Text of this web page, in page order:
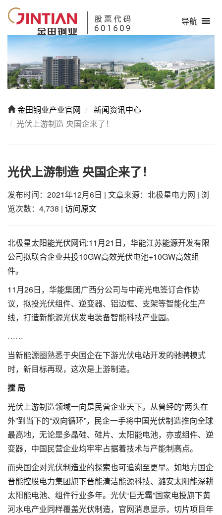
导航
金田铜业产业官网
新闻资讯中心
光伏上游制造 央国企来了！
光伏上游制造 央国企来了！
发布时间：2021年12月6日 | 文章来源：北极星电力网 | 浏
览次数：4,738 | 访问原文
北极星太阳能光伏网讯:11月21日，华能江苏能源开发有限
公司拟联合企业共投10GW高效光伏电池+10GW高效组
件。
11月26日，华能集团广西分公司与中南光电签订合作协
议，拟投光伏组件、逆变器、铝边框、支架等智能化生产
线，打造新能源光伏发电装备智能科技产业园。
……
当新能源圈熟悉于央国企在下游光伏电站开发的驰骋模式
时，新目标再现，这次是上游制造。
搅 局
光伏上游制造领域一向是民营企业天下。从曾经的“两头在
外”到当下的“双向循环”，民企一手将中国光伏制造推向全球
最高地，无论是多晶硅、硅片、太阳能电池，亦或组件、逆
变器，中国民营企业均牢牢占据着技术与产能制高点。
而央国企对光伏制造业的探索也可追溯至更早。如地方国企
晋能控股电力集团旗下晋能清洁能源科技、潞安太阳能深耕
太阳能电池、组件行业多年。光伏“巨无霸”国家电投旗下黄
河水电产业同样覆盖光伏制造，官网消息显示，切片项目年